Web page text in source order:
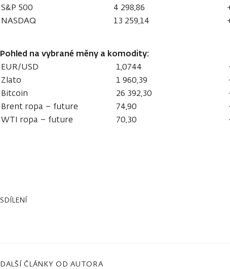
S&P 500
4 298,86
NASDAQ
13 259,14
Pohled na vybrané měny a komodity:
EUR/USD 1,0744
Zlato
1 960,39
Bitcoin
26 392,30
Brent ropa – future
74,90
WTI ropa – future
70,30
SDÍLENÍ
DALŠÍ ČLÁNKY OD AUTORA